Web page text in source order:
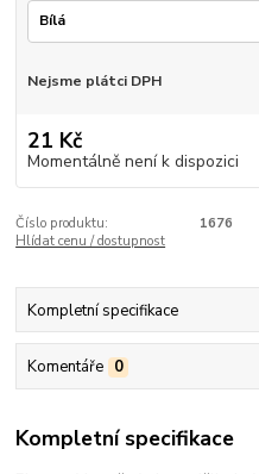
Nejsme plátci DPH
21 Kč
Momentálně není k dispozici
Číslo produktu:
1676
Hlídat cenu / dostupnost
Kompletní specifikace
Komentáře 0
Kompletní specifikace